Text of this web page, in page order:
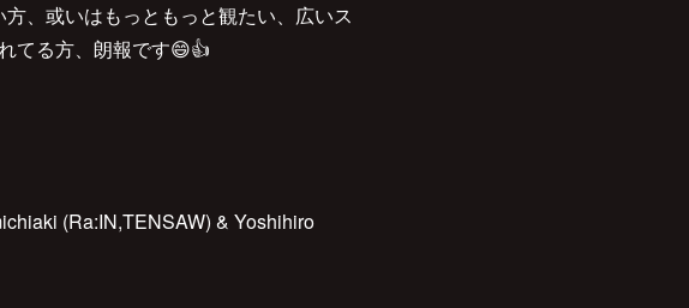
、或いはもっともっと観たい、広いス
てる方、朗報です😄👍
(Ra:IN,TENSAW) & Yoshihiro